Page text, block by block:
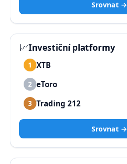
Srovnat →
📈Investiční platformy
1 XTB
2 eToro
3 Trading 212
Srovnat →